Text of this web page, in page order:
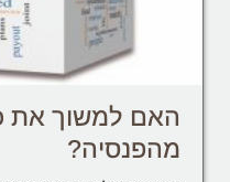
האם למשוך את
מהפנסיה?